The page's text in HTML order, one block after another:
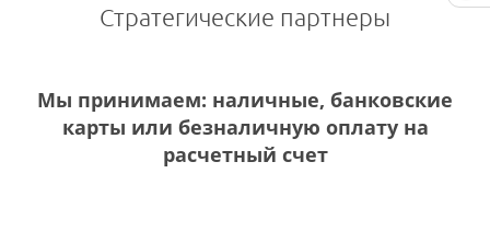
Стратегические партнеры
Мы принимаем: наличные, банковские
карты или безналичную оплату на
расчетный счет